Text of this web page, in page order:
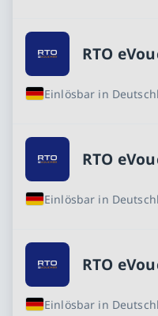
RTO
Einlösbar in
RTO
Einlösbar in
RTO
Einlösbar in